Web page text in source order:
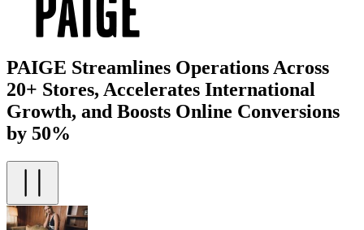
PAIGE Streamlines Operations Across
20+ Stores, Accelerates International
Growth, and Boosts Online Conversions
by 50%